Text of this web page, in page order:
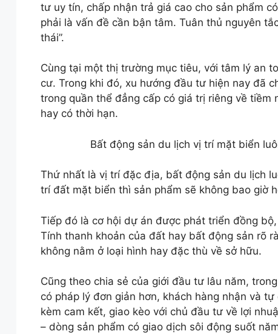
tư uy tín, chấp nhận trả giá cao cho sản phẩm
phải là vấn đề cần bận tâm. Tuân thủ nguyên
thái”.
Cùng tại một thị trường mục tiêu, với tâm lý an
cư. Trong khi đó, xu hướng đầu tư hiện nay đã
trong quần thể đẳng cấp có giá trị riêng về
hay có thời hạn.
Bất động sản du lịch vị trí mặt biển
Thứ nhất là vị trí đặc địa, bất động sản du lịch
trí đất mặt biển thì sản phẩm sẽ không bao giờ
Tiếp đó là cơ hội dự án được phát triển đồng
Tính thanh khoản của đất hay bất động sản rõ
không nằm ở loại hình hay đặc thù về sở hữu.
Cũng theo chia sẻ của giới đầu tư lâu năm,
có pháp lý đơn giản hơn, khách hàng nhận và
kèm cam kết, giao kèo với chủ đầu tư về lợi
– dòng sản phẩm có giao dịch sôi động suốt